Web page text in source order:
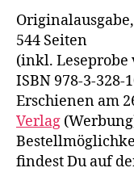
544 Seiten
(inkl. Leseprobe
ISBN 978-3-328-
Erschienen am
Verlag
findest Du auf